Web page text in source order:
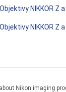
Objektivy NIKKOR Z
Objektivy NIKKOR Z
Nikon imaging